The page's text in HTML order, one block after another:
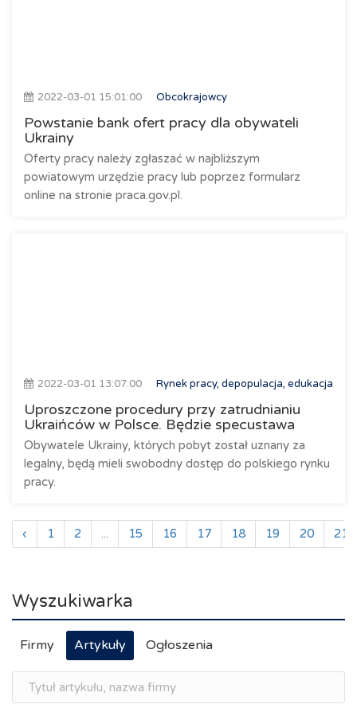
2022-03-01 15:01:00 Obcokrajowcy
Powstanie bank ofert pracy dla obywateli
Ukrainy
Oferty pracy należy zgłaszać w najbliższym
powiatowym urzędzie pracy lub poprzez formularz
online na stronie praca.gov.pl.
2022-03-01 13:07:00 Rynek pracy, depopulacja, edukacja
Uproszczone procedury przy zatrudnianiu
Ukraińców w Polsce. Będzie specustawa
Obywatele Ukrainy, których pobyt został uznany za
legalny, będą mieli swobodny dostęp do polskiego rynku
pracy.
‹ 1 2 ... 15 16 17 18 19 20 21
Wyszukiwarka
Firmy Artykuły Ogłoszenia